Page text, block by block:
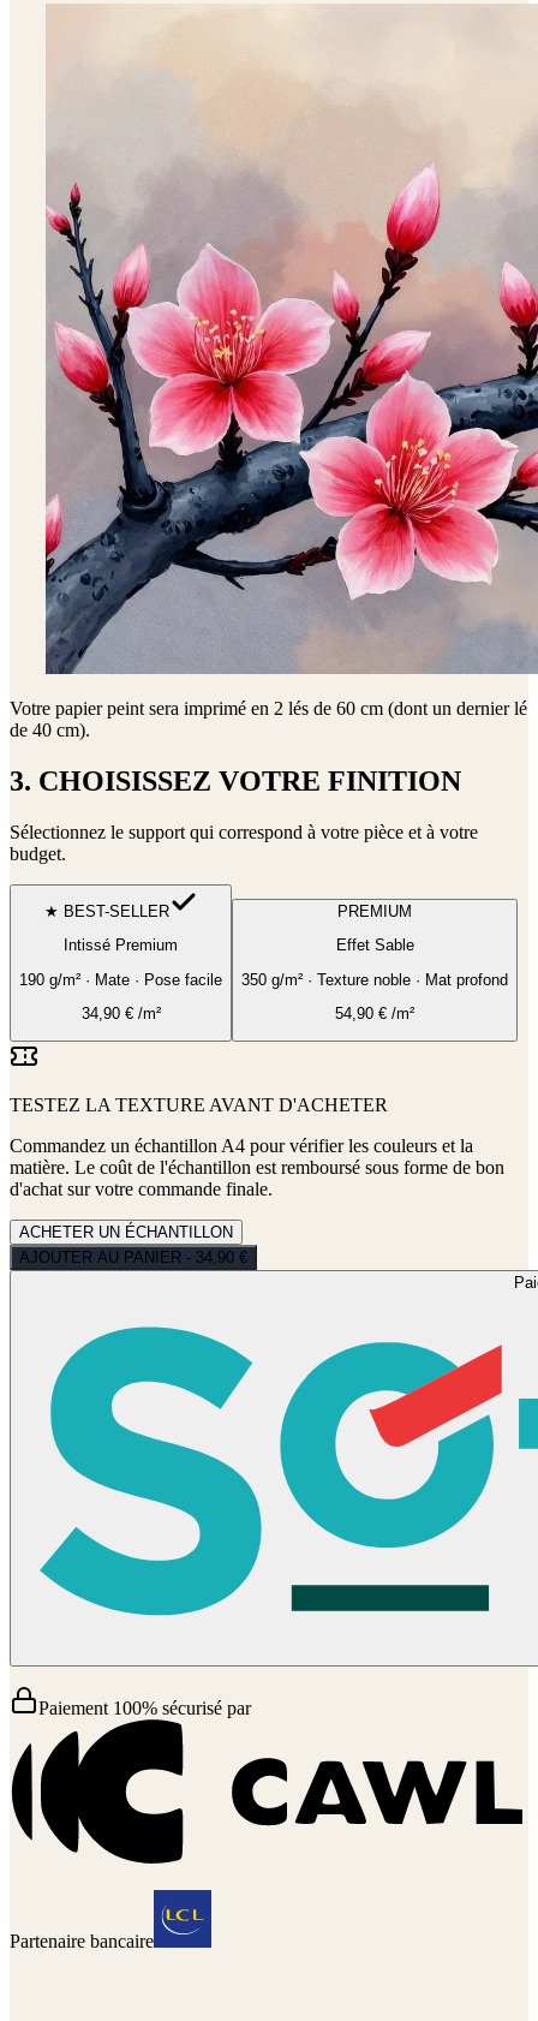
Votre papier peint sera imprimé en 2 lés de 60 cm (dont un dernier lé
de 40 cm).
3. CHOISISSEZ VOTRE FINITION
Sélectionnez le support qui correspond à votre pièce et à votre
budget.
★ BEST-SELLER
Intissé Premium
190 g/m² · Mate · Pose facile
34,90€/m²
PREMIUM
Effet Sable
350 g/m² · Texture noble · Mat profond
54,90 € /m²
TESTEZ LA TEXTURE AVANT D'ACHETER
Commandez un échantillon A4 pour vérifier les couleurs et la
matière. Le coût de l'échantillon est remboursé sous forme de bon
d'achat sur votre commande finale.
ACHETER UN ÉCHANTILLON
AJOUTER AU PANIER - 34,90 €
Paiement 100% sécurisé par
Partenaire bancaire